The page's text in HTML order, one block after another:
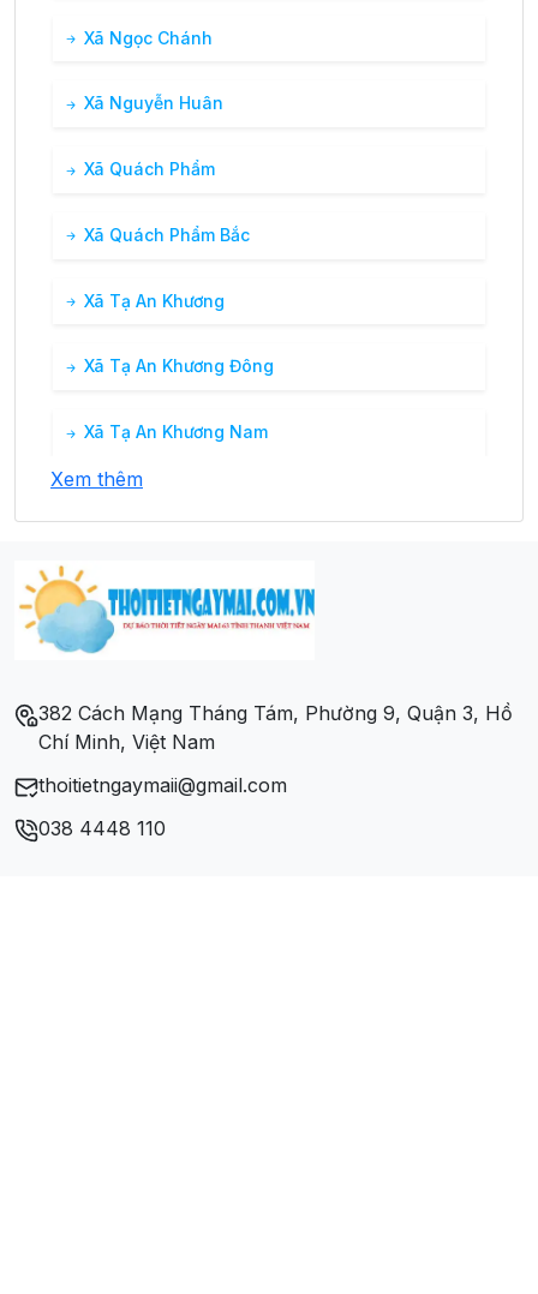
Xã Ngọc Chánh
Xã Nguyễn Huân
Xã Quách Phẩm
Xã Quách Phẩm Bắc
Xã Tạ An Khương
Xã Tạ An Khương Đông
Xã Tạ An Khương Nam
Xã Tân Duyệt
Xã Tân Tiến
Xã Tân Trung
Xem thêm
382 Cách Mạng Tháng Tám, Phường 9, Quận 3, Hồ
Chí Minh, Việt Nam
thoitietngaymaii@gmail.com
038 4448 110